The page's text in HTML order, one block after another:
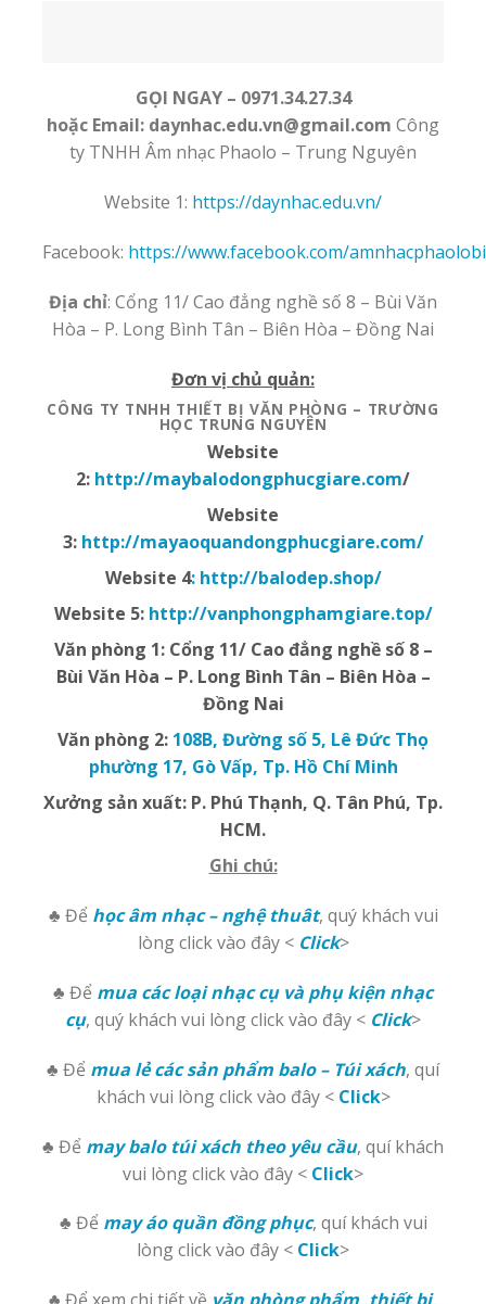
GỌI NGAY – 0971.34.27.34
hoặc Email: daynhac.edu.vn@gmail.com Công
ty TNHH Âm nhạc Phaolo – Trung Nguyên
Website 1: https://daynhac.edu.vn/
Facebook: https://www.facebook.com/
Địa chỉ: Cổng 11/ Cao đẳng nghề số 8 – Bùi Văn
Hòa – P. Long Bình Tân – Biên Hòa – Đồng Nai
Đơn vị chủ quản:
CÔNG TY TNHH THIẾT BỊ VĂN PHÒNG – TRƯỜNG
HỌC TRUNG NGUYÊN
Website
2: http://maybalodongphucgiare.com/
Website
3:http://mayaoquandongphucgiare.com/
Website 4: http://balodep.shop/
Website 5: http://vanphongphamgiare.top/
Văn phòng 1: Cổng 11/ Cao đẳng nghề số 8 –
Bùi Văn Hòa – P. Long Bình Tân – Biên Hòa –
Đồng Nai
Văn phòng 2: 108B, Đường số 5, Lê Đức Thọ
phường 17, Gò Vấp, Tp. Hồ Chí Minh
Xưởng sản xuất: P. Phú Thạnh, Q. Tân Phú, Tp.
HCM.
Ghi chú:
♣ Để học âm nhạc – nghệ thuât, quý khách vui
lòng click vào đây < Click>
♣ Để mua các loại nhạc cụ và phụ kiện nhạc
cụ, quý khách vui lòng click vào đây < Click>
♣ Để mua lẻ các sản phẩm balo – Túi xách, quí
khách vui lòng click vào đây < Click>
♣ Để may balo túi xách theo yêu cầu, quí khách
vui lòng click vào đây < Click>
♣ Để may áo quần đồng phục, quí khách vui
lòng click vào đây < Click>